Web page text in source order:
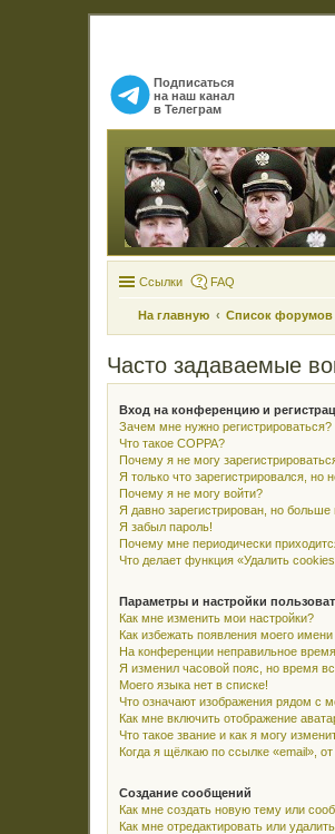
Подписаться
на наш канал
в Телеграм
Ссылки FAQ
На главную Список форумов
Часто задаваемые
Вход на конференцию и
Зачем мне нужно регистрироваться?
Что такое COPPA?
Почему я не могу
Я только что зарегистрировался, но
Почему я не могу войти?
Я давно зарегистрирован, но больше
Я забыл пароль!
Почему мне периодически
Что делает функция «Удалить
Параметры и настройки
Как мне изменить мои настройки?
Как избежать появления моего
На конференции неправильное
Я изменил часовой пояс, но время
Моего языка нет в списке!
Что означают изображения рядом с
Как мне включить отображение
Что такое звание и как я могу
Когда я щёлкаю по ссылке «email»,
Создание сообщений
Как мне создать новую тему или
Как мне отредактировать или